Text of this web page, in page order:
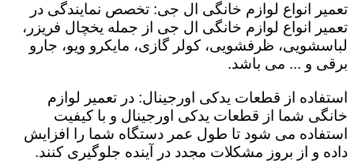
تعمیر انواع لوازم خانگی ال جی: تخصص نمایندگی در
تعمیر انواع لوازم خانگی ال جی از جمله یخچال فریزر،
لباسشویی، ظرفشویی، کولر گازی، مایکرو ویو، جارو
برقی و ... می باشد.
استفاده از قطعات یدکی اورجینال: در تعمیر لوازم
خانگی شما از قطعات یدکی اورجینال و با کیفیت
استفاده می شود تا طول عمر دستگاه شما را افزایش
داده و از بروز مشکلات مجدد در آینده جلوگیری کنند.